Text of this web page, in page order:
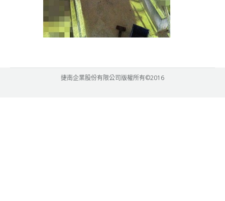
捷南企業股份有限公司版權所有©2016